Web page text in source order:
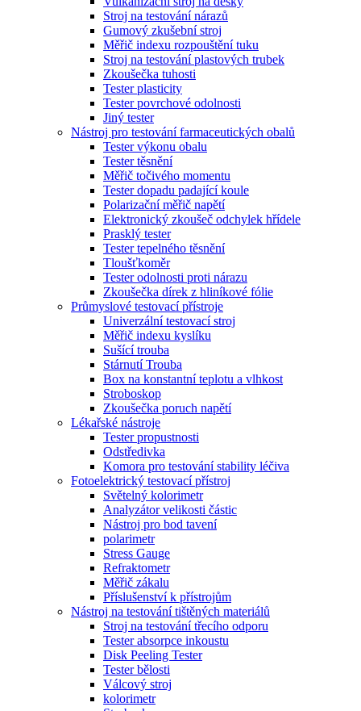
Stroj na testování nárazů
Gumový zkušební stroj
Měřič indexu rozpouštění tuku
Stroj na testování plastových trubek
Zkoušečka tuhosti
Tester plasticity
Tester povrchové odolnosti
Jiný tester
Nástroj pro testování farmaceutických obalů
Tester výkonu obalu
Tester těsnění
Měřič točivého momentu
Tester dopadu padající koule
Polarizační měřič napětí
Elektronický zkoušeč odchylek hřídele
Prasklý tester
Tester tepelného těsnění
Tloušťkoměr
Tester odolnosti proti nárazu
Zkoušečka dírek z hliníkové fólie
Průmyslové testovací přístroje
Univerzální testovací stroj
Měřič indexu kyslíku
Sušící trouba
Stárnutí Trouba
Box na konstantní teplotu a vlhkost
Stroboskop
Zkoušečka poruch napětí
Lékařské nástroje
Tester propustnosti
Odstředivka
Komora pro testování stability léčiva
Fotoelektrický testovací přístroj
Světelný kolorimetr
Analyzátor velikosti částic
Nástroj pro bod tavení
polarimetr
Stress Gauge
Refraktometr
Měřič zákalu
Příslušenství k přístrojům
Nástroj na testování tištěných materiálů
Stroj na testování třecího odporu
Tester absorpce inkoustu
Disk Peeling Tester
Tester bělosti
Válcový stroj
kolorimetr